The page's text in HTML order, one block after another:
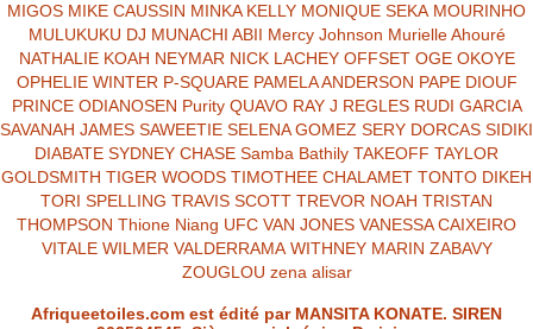
MIGOS MIKE CAUSSIN MINKA KELLY MONIQUE SEKA MOURINHO
MULUKUKU DJ MUNACHI ABII Mercy Johnson Murielle Ahouré
NATHALIE KOAH NEYMAR NICK LACHEY OFFSET OGE OKOYE
OPHELIE WINTER P-SQUARE PAMELA ANDERSON PAPE DIOUF
PRINCE ODIANOSEN Purity QUAVO RAY J REGLES RUDI GARCIA
SAVANAH JAMES SAWEETIE SELENA GOMEZ SERY DORCAS SIDIKI
DIABATE SYDNEY CHASE Samba Bathily TAKEOFF TAYLOR
GOLDSMITH TIGER WOODS TIMOTHEE CHALAMET TONTO DIKEH
TORI SPELLING TRAVIS SCOTT TREVOR NOAH TRISTAN
THOMPSON Thione Niang UFC VAN JONES VANESSA CAIXEIRO
VITALE WILMER VALDERRAMA WITHNEY MARIN ZABAVY
ZOUGLOU zena alisar
Afriqueetoiles.com est édité par MANSITA KONATE. SIREN